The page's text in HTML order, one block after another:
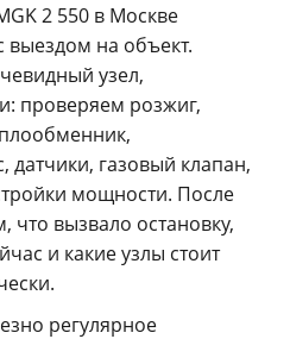
2 550 в Москве
выездом на объект.
узел,
проверяем розжиг,
датчики, газовый клапан,
мощности. После
что вызвало остановку,
и какие узлы стоит
регулярное